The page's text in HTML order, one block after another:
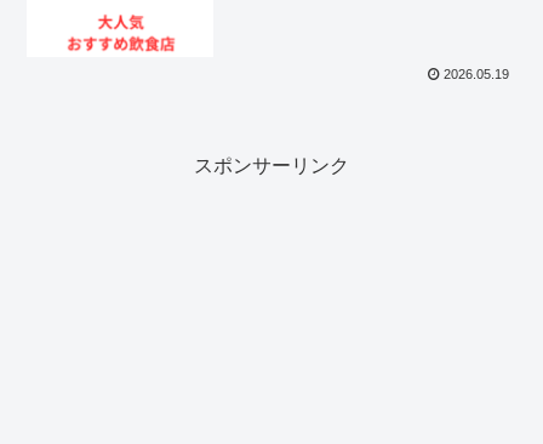
2026.05.19
スポンサーリンク